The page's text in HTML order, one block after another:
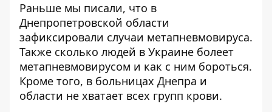
Раньше мы писали, что в
Днепропетровской области
зафиксировали случаи метапневмовируса.
Также сколько людей в Украине болеет
метапневмовирусом и как с ним бороться.
Кроме того, в больницах Днепра и
области не хватает всех групп крови.